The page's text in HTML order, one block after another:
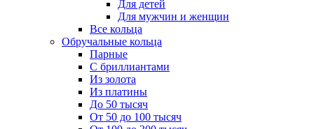
Для детей
Для мужчин и женщин
Все кольца
Обручальные кольца
Парные
С бриллиантами
Из золота
Из платины
До 50 тысяч
От 50 до 100 тысяч